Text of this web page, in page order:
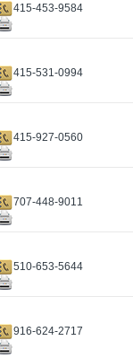
415-453-9584
415-531-0994
415-927-0560
707-448-9011
510-653-5644
916-624-2717